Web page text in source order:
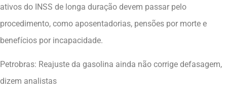
ativos do INSS de longa duração devem passar pelo
procedimento, como aposentadorias, pensões por morte e
benefícios por incapacidade.
Petrobras: Reajuste da gasolina ainda não corrige defasagem,
dizem analistas